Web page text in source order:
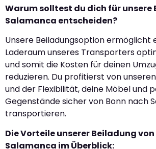
Warum solltest du dich für unsere
Salamanca entscheiden?
Unsere Beiladungsoption ermöglicht
Laderaum unseres Transporters
und somit die Kosten für deinen
reduzieren. Du profitierst von
und der Flexibilität, deine Möbel und
Gegenstände sicher von Bonn nach
transportieren.
Die Vorteile unserer Beiladung
Salamanca im Überblick: